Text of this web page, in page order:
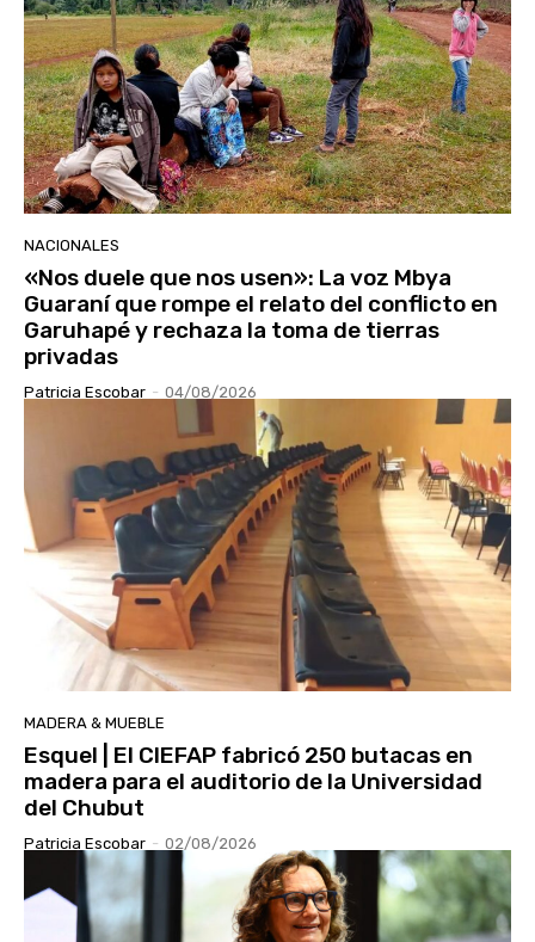
NACIONALES
«Nos duele que nos usen»: La voz Mbya
Guaraní que rompe el relato del conflicto en
Garuhapé y rechaza la toma de tierras
privadas
Patricia Escobar - 04/08/2026
MADERA & MUEBLE
Esquel | El CIEFAP fabricó 250 butacas en
madera para el auditorio de la Universidad
del Chubut
Patricia Escobar - 02/08/2026